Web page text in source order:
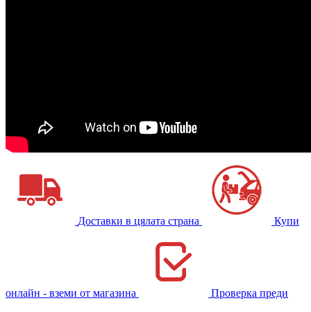
Доставки в цялата страна Купи
онлайн - вземи от магазина Проверка преди